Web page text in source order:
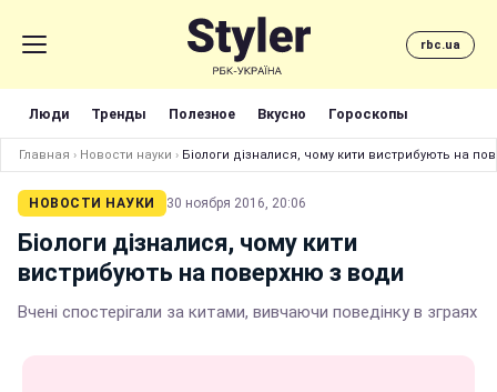
rbc.ua
Люди Тренды Полезное Вкусно Гороскопы
Главная › Новости науки › Біологи дізналися, чому кити вистрибують на
НОВОСТИ НАУКИ 30 ноября 2016, 20:06
Біологи дізналися, чому кити
вистрибують на поверхню з води
Вчені спостерігали за китами, вивчаючи поведінку в зграях